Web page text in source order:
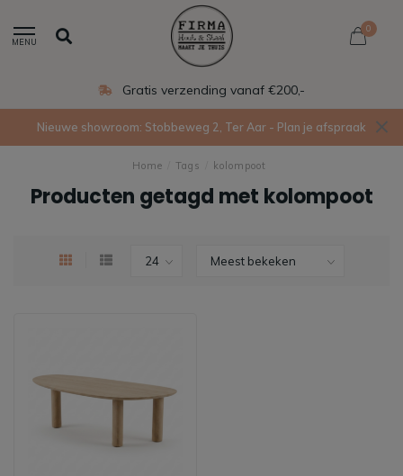
MENU
0
Gratis verzending vanaf €200,-
Nieuwe showroom: Stobbeweg 2, Ter Aar - Plan je afspraak
Home Tags kolompoot
Producten getagd met kolompoot